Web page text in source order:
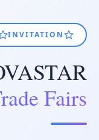
INVITATION
Fairs